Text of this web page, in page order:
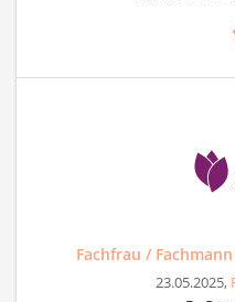
Fachfrau /
23.05.2025,